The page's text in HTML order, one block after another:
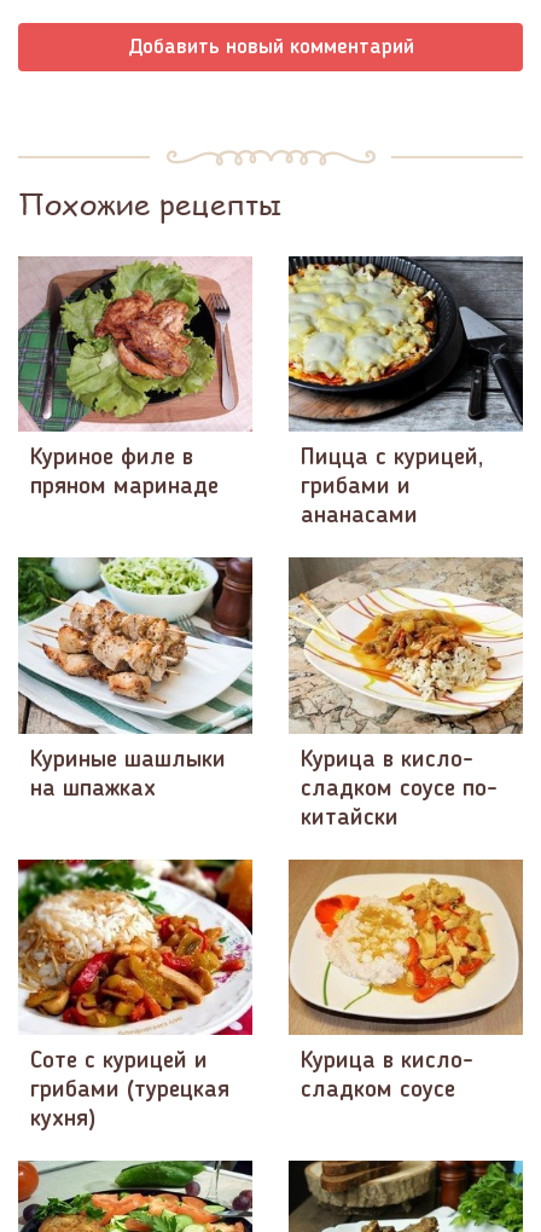
Добавить новый комментарий
Похожие рецепты
Куриное филе в
пряном маринаде
Пицца с курицей,
грибами и
ананасами
Куриные шашлыки
на шпажках
Курица в кисло-
сладком соусе по-
китайски
Соте с курицей и
грибами (турецкая
кухня)
Курица в кисло-
сладком соусе